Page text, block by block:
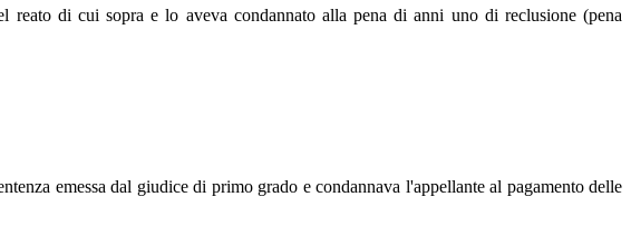
reato di cui sopra e lo aveva condannato alla pena di anni uno di reclusione (pena
emessa dal giudice di primo grado e condannava l'appellante al pagamento delle